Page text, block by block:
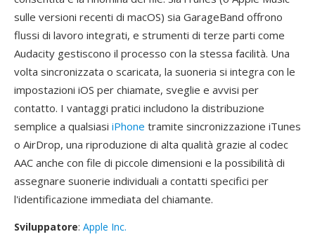
sulle versioni recenti di macOS) sia GarageBand offrono
flussi di lavoro integrati, e strumenti di terze parti come
Audacity gestiscono il processo con la stessa facilità. Una
volta sincronizzata o scaricata, la suoneria si integra con le
impostazioni iOS per chiamate, sveglie e avvisi per
contatto. I vantaggi pratici includono la distribuzione
semplice a qualsiasi iPhone tramite sincronizzazione iTunes
o AirDrop, una riproduzione di alta qualità grazie al codec
AAC anche con file di piccole dimensioni e la possibilità di
assegnare suonerie individuali a contatti specifici per
l'identificazione immediata del chiamante.
Sviluppatore: Apple Inc.